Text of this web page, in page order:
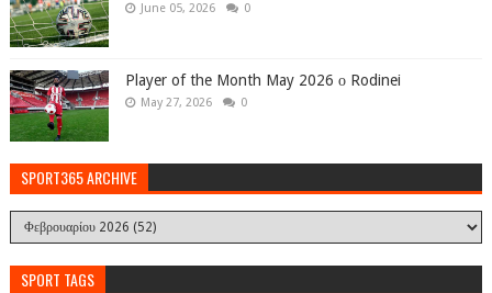
June 05, 2026 0
Player of the Month May 2026 ο Rodinei
May 27, 2026 0
SPORT365 ARCHIVE
SPORT TAGS